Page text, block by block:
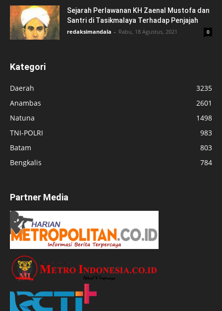
Sejarah Perlawanan KH Zaenal Mustofa dan
Santri di Tasikmalaya Terhadap Penjajah
redaksimandala - Rabu, 18 Agustus, 2021 0
Kategori
Daerah
3235
Anambas
2601
Natuna
1498
TNI-POLRI
983
Batam
803
Bengkalis
784
Partner Media